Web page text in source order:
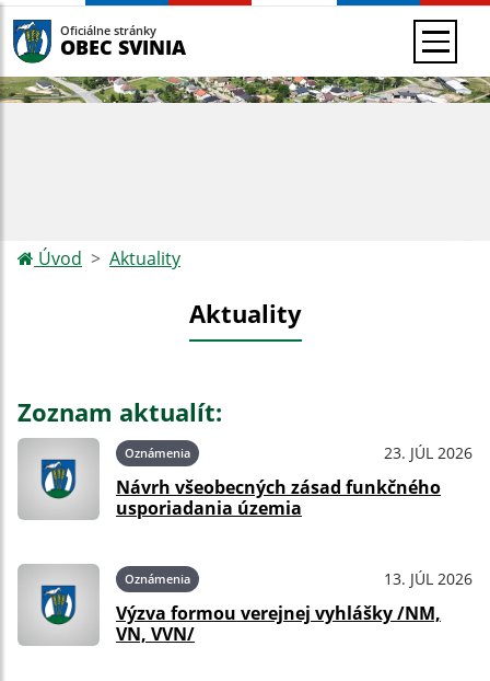
Oficiálne stránky
OBEC SVINIA
Úvod Aktuality
Aktuality
Zoznam aktualít:
Oznámenia 23. JÚL 2026
Návrh všeobecných zásad funkčného
usporiadania územia
Oznámenia 13. JÚL 2026
Výzva formou verejnej vyhlášky /NM,
VN, VVN/